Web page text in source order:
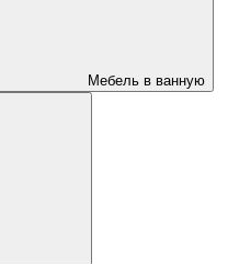
Мебель в ванную